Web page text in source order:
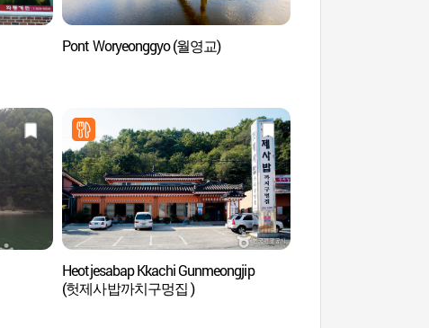
Pont Woryeonggyo (월영교)
Heotjesabap Kkachi Gunmeongjip
(헛제사밥까치구멍집 )